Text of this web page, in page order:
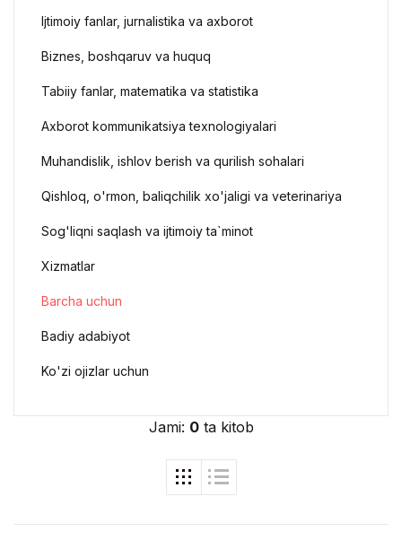
Jami: 0ta kitob
Ijtimoiy fanlar, jurnalistika va axborot
Biznes, boshqaruv va huquq
Tabiiy fanlar, matematika va statistika
Axborot kommunikatsiya texnologiyalari
Muhandislik, ishlov berish va qurilish sohalari
Qishloq, o'rmon, baliqchilik xo'jaligi va veterinariya
Sog'liqni saqlash va ijtimoiy ta`minot
Xizmatlar
Barcha uchun
Badiy adabiyot
Ko'zi ojizlar uchun